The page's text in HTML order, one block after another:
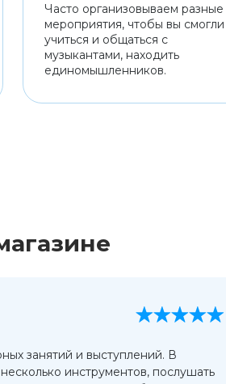
Часто организовываем разные
мероприятия, чтобы вы смогли
учиться и общаться с
музыкантами, находить
единомышленников.
занятий и выступлений. В
инструментов, послушать